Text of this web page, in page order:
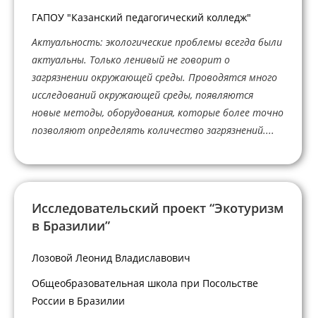
ГАПОУ "Казанский педагогический колледж"
Актуальность: экологические проблемы всегда были
актуальны. Только ленивый не говорит о
загрязнении окружающей среды. Проводятся много
исследований окружающей среды, появляются
новые методы, оборудования, которые более точно
позволяют определять количество загрязнений....
Исследовательский проект “Экотуризм
в Бразилии”
Лозовой Леонид Владиславович
Общеобразовательная школа при Посольстве
России в Бразилии